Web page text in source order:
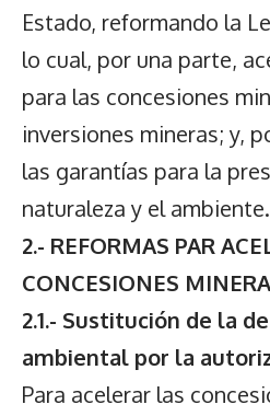
Estado, reformando la
lo cual, por una parte,
para las concesiones
inversiones mineras; y,
las garantías para la
naturaleza y el ambiente.
2.- REFORMAS PAR
CONCESIONES
2.1.- Sustitución de la
ambiental por la
Para acelerar las